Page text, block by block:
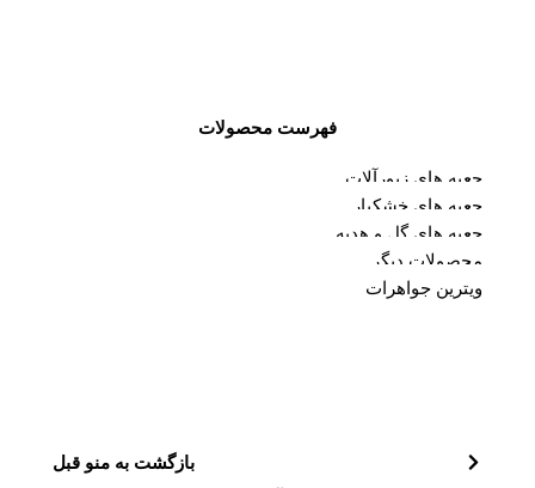
فهرست محصولات
جعبه های زیورآلات
جعبه های خشکبار
جعبه های گل و هدیه
محصولات دیگر
ویترین جواهرات
بازگشت به منو قبل